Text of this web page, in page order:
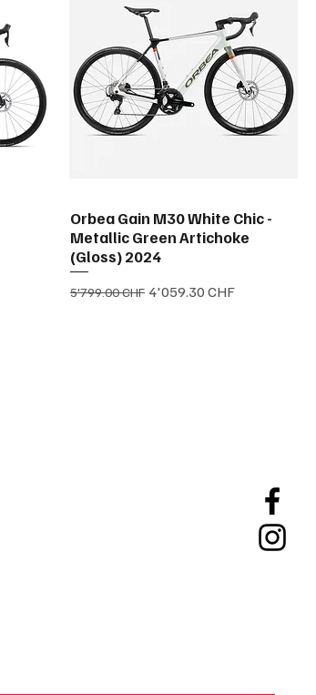
Orbea Gain M30 White Chic -
Metallic Green Artichoke
(Gloss) 2024
Prix original
5'799.00 CHF Prix promotionnel
4'059.30 CHF